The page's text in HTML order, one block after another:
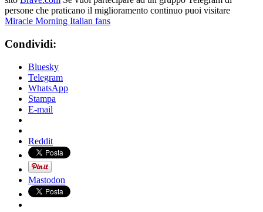
persone che praticano il miglioramento continuo puoi visitare
Miracle Morning Italian fans
Condividi:
Bluesky
Telegram
WhatsApp
Stampa
E-mail
Reddit
Mastodon